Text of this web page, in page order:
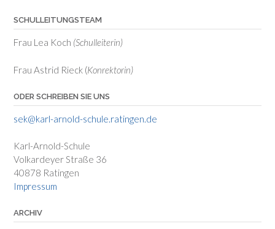
SCHULLEITUNGSTEAM
Frau Lea Koch (Schulleiterin)
Frau Astrid Rieck (Konrektorin)
ODER SCHREIBEN SIE UNS
sek@karl-arnold-schule.ratingen.de
Karl-Arnold-Schule
Volkardeyer Straße 36
40878 Ratingen
Impressum
ARCHIV